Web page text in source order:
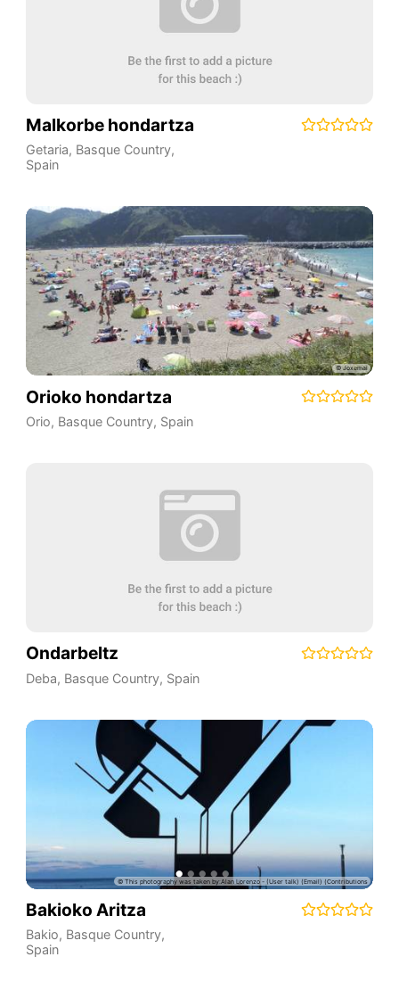
Malkorbe hondartza
Getaria, Basque Country,
Spain
Orioko hondartza
Orio, Basque Country, Spain
Ondarbeltz
Deba, Basque Country, Spain
Bakioko Aritza
Bakio, Basque Country,
Spain